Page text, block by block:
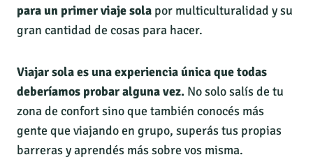
para un primer viaje sola por multiculturalidad y su
gran cantidad de cosas para hacer.
Viajar sola es una experiencia única que todas
deberíamos probar alguna vez. No solo salís de tu
zona de confort sino que también conocés más
gente que viajando en grupo, superás tus propias
barreras y aprendés más sobre vos misma.